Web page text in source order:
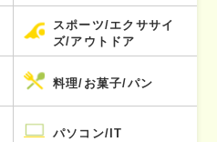
スポーツ/エクササイ
ズ/アウトドア
料理/お菓子/パン
パソコン/IT